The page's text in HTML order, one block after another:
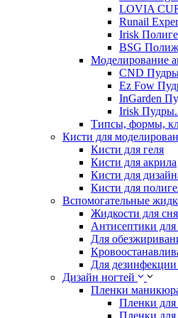
LOVIA
Runail
Irisk
BSG
Моделирование
CND
Ez Fow
InGarden
Irisk
Типсы, формы,
Кисти для
Кисти для геля
Кисти для акрила
Кисти для
Кисти для
Вспомогательные
Жидкости для
Антисептики для
Для
Для дезинфекции
Дизайн ногтей
Пленки
Пленки
Пленки